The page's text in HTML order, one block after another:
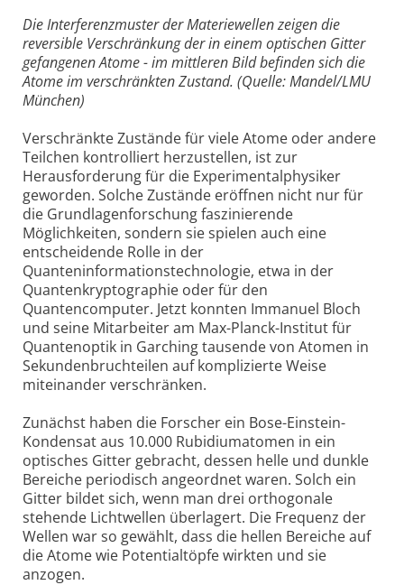
Die Interferenzmuster der Materiewellen zeigen die
reversible Verschränkung der in einem optischen Gitter
gefangenen Atome - im mittleren Bild befinden sich die
Atome im verschränkten Zustand. (Quelle: Mandel/LMU
München)
Verschränkte Zustände für viele Atome oder andere
Teilchen kontrolliert herzustellen, ist zur
Herausforderung für die Experimentalphysiker
geworden. Solche Zustände eröffnen nicht nur für
die Grundlagenforschung faszinierende
Möglichkeiten, sondern sie spielen auch eine
entscheidende Rolle in der
Quanteninformationstechnologie, etwa in der
Quantenkryptographie oder für den
Quantencomputer. Jetzt konnten Immanuel Bloch
und seine Mitarbeiter am Max-Planck-Institut für
Quantenoptik in Garching tausende von Atomen in
Sekundenbruchteilen auf komplizierte Weise
miteinander verschränken.
Zunächst haben die Forscher ein Bose-Einstein-
Kondensat aus 10.000 Rubidiumatomen in ein
optisches Gitter gebracht, dessen helle und dunkle
Bereiche periodisch angeordnet waren. Solch ein
Gitter bildet sich, wenn man drei orthogonale
stehende Lichtwellen überlagert. Die Frequenz der
Wellen war so gewählt, dass die hellen Bereiche auf
die Atome wie Potentialtöpfe wirkten und sie
anzogen.